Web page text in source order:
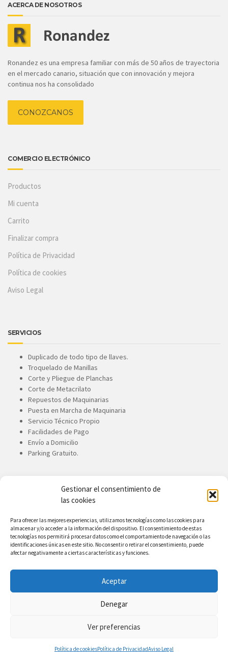
Gestionar el consentimiento de
las cookies
Para ofrecer las mejores experiencias, utilizamos tecnologías como las cookies para
almacenar y/o acceder a la información del dispositivo. El consentimiento de estas
tecnologías nos permitirá procesar datos como el comportamiento de navegación o las
identificaciones únicas en este sitio. No consentir o retirar el consentimiento, puede
afectar negativamente a ciertas características y funciones.
Aceptar
Denegar
Ver preferencias
Política de cookiesPolítica de PrivacidadAviso Legal
ACERCA DE NOSOTROS
Ronandez es una empresa familiar con más de 50 años de trayectoria
en el mercado canario, situación que con innovación y mejora
continua nos ha consolidado
CONOZCANOS
COMERCIO ELECTRÓNICO
Productos
Mi cuenta
Carrito
Finalizar compra
Política de Privacidad
Política de cookies
Aviso Legal
SERVICIOS
Duplicado de todo tipo de llaves.
Troquelado de Manillas
Corte y Pliegue de Planchas
Corte de Metacrilato
Repuestos de Maquinarias
Puesta en Marcha de Maquinaria
Servicio Técnico Propio
Facilidades de Pago
Envío a Domicilio
Parking Gratuito.
CONTACTE CON NOSOTROS
Ronandez, S.A.
Avda. de Canarias, 167. 35110.
Vecindario. Gran Canaria
info@ronandez.com